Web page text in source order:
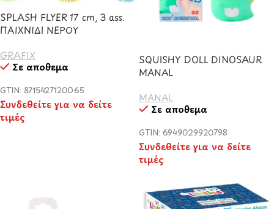
SPLASH FLYER 17 cm, 3 ass.
ΠΑΙΧΝΙΔΙ ΝΕΡΟΥ
GRAFIX
Σε απόθεμα
GTIN: 8715427120065
Συνδεθείτε για να δείτε
τιμές
SQUISHY DOLL DINOSAUR
MANAL
MANAL
Σε απόθεμα
GTIN: 6949029920798
Συνδεθείτε για να δείτε
τιμές